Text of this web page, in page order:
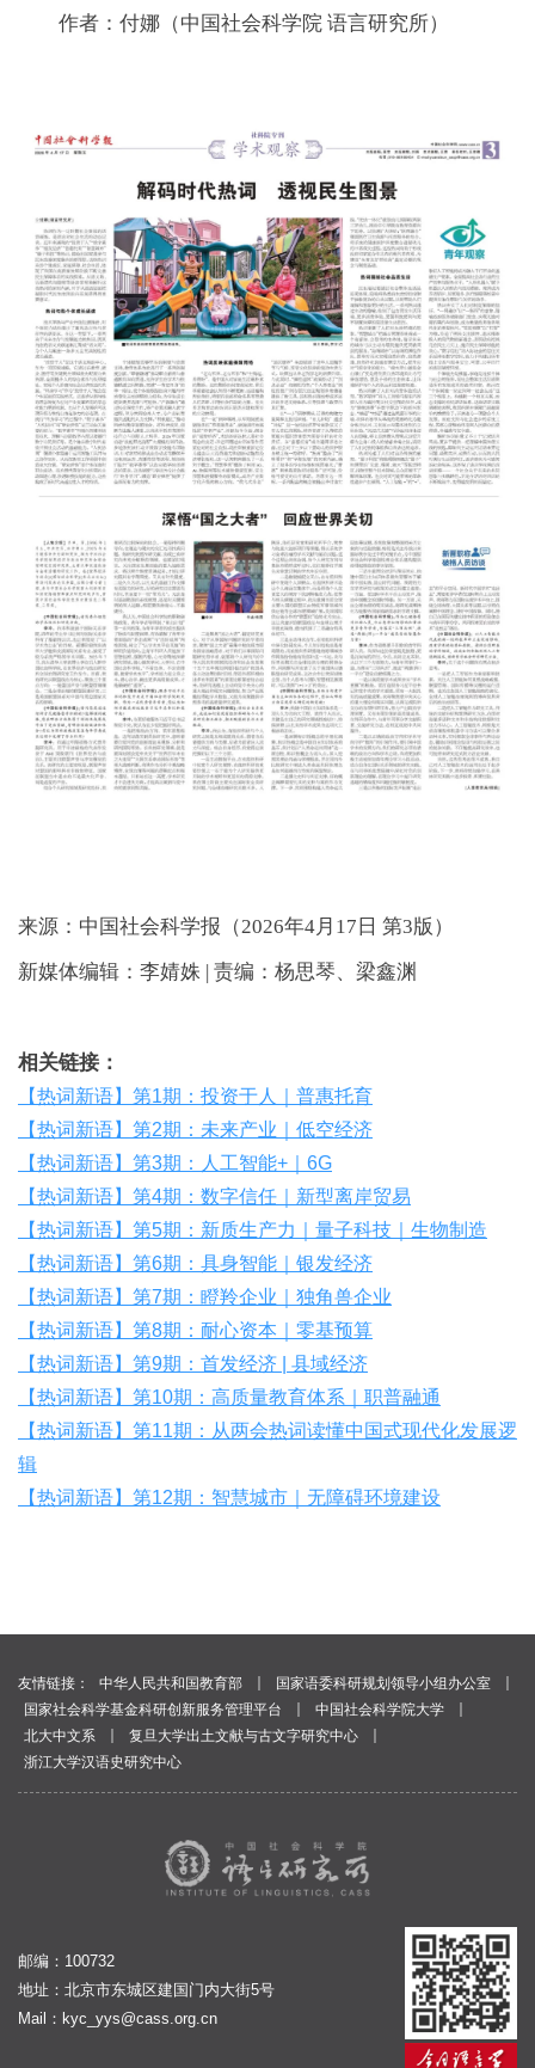
作者：付娜（中国社会科学院 语言研究所）
来源：中国社会科学报（2026年4月17日 第3版）
新媒体编辑：李婧姝 | 责编：杨思琴、梁鑫渊
相关链接：
【热词新语】第1期：投资于人｜普惠托育
【热词新语】第2期：未来产业｜低空经济
【热词新语】第3期：人工智能+｜6G
【热词新语】第4期：数字信任｜新型离岸贸易
【热词新语】第5期：新质生产力｜量子科技｜生物制造
【热词新语】第6期：具身智能｜银发经济
【热词新语】第7期：瞪羚企业｜独角兽企业
【热词新语】第8期：耐心资本｜零基预算
【热词新语】第9期：首发经济 | 县域经济
【热词新语】第10期：高质量教育体系｜职普融通
【热词新语】第11期：从两会热词读懂中国式现代化发展逻
辑
【热词新语】第12期：智慧城市｜无障碍环境建设
友情链接： 中华人民共和国教育部 国家语委科研规划领导小组办公室
国家社会科学基金科研创新服务管理平台
中国社会科学院大学
北大中文系
复旦大学出土文献与古文字研究中心
浙江大学汉语史研究中心
邮编：100732
地址：北京市东城区建国门内大街5号
Mail： kyc_yys@cass.org.cn